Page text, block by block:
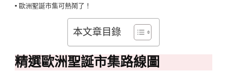
▪️ 歐洲聖誕市集可熱鬧了！
本文章目錄
精選歐洲聖誕市集路線圖